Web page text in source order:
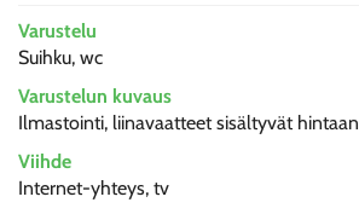
Varustelu
Suihku, wc
Varustelun kuvaus
Ilmastointi, liinavaatteet sisältyvät hintaan
Viihde
Internet-yhteys, tv